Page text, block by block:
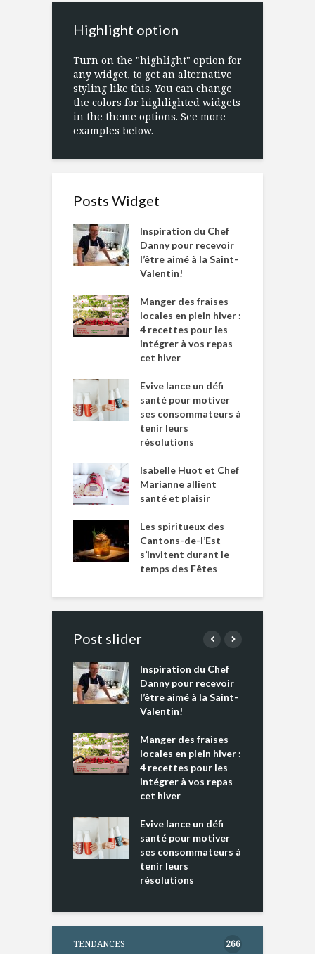
Highlight option
Turn on the "highlight" option for
any widget, to get an alternative
styling like this. You can change
the colors for highlighted widgets
in the theme options. See more
examples below.
Posts Widget
Inspiration du Chef
Danny pour recevoir
l’être aimé à la Saint-
Valentin!
Manger des fraises
locales en plein hiver :
4 recettes pour les
intégrer à vos repas
cet hiver
Evive lance un défi
santé pour motiver
ses consommateurs à
tenir leurs
résolutions
Isabelle Huot et Chef
Marianne allient
santé et plaisir
Les spiritueux des
Cantons-de-l’Est
s’invitent durant le
temps des Fêtes
Post slider
Inspiration du Chef
Danny pour recevoir
l’être aimé à la Saint-
Valentin!
Manger des fraises
locales en plein hiver :
4 recettes pour les
intégrer à vos repas
cet hiver
Evive lance un défi
santé pour motiver
ses consommateurs à
tenir leurs
résolutions
TENDANCES 266